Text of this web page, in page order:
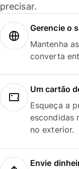
precisar.
Gerencie o
Mantenha
converta
Um cartão
Esqueça a
escondidas
no exterior.
Envie